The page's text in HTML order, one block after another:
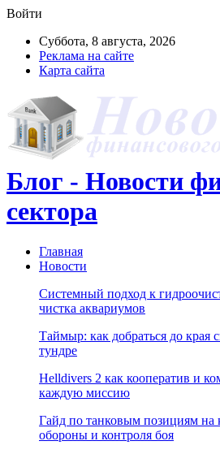
Войти
Суббота, 8 августа, 2026
Реклама на сайте
Карта сайта
Блог - Новости
сектора
Главная
Новости
Системный подход к
чистка аквариумов
Таймыр: как добраться до края
тундре
Helldivers 2 как кооператив и
каждую миссию
Гайд по танковым позициям на
обороны и контроля боя